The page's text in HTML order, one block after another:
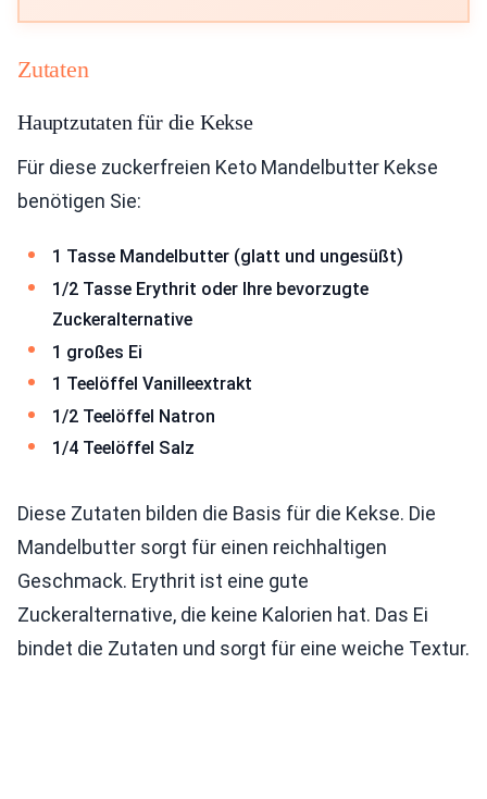
Zutaten
Hauptzutaten für die Kekse
Für diese zuckerfreien Keto Mandelbutter Kekse
benötigen Sie:
1 Tasse Mandelbutter (glatt und ungesüßt)
1/2 Tasse Erythrit oder Ihre bevorzugte
Zuckeralternative
1 großes Ei
1 Teelöffel Vanilleextrakt
1/2 Teelöffel Natron
1/4 Teelöffel Salz
Diese Zutaten bilden die Basis für die Kekse. Die
Mandelbutter sorgt für einen reichhaltigen
Geschmack. Erythrit ist eine gute
Zuckeralternative, die keine Kalorien hat. Das Ei
bindet die Zutaten und sorgt für eine weiche Textur.